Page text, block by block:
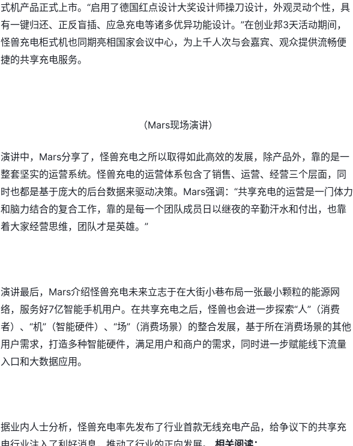
式机产品正式上市。“启用了德国红点设计大奖设计师操刀设计，外观灵动个性，具
有一键归还、正反盲插、应急充电等诸多优异功能设计。”在创业邦3天活动期间，
怪兽充电柜式机也同期亮相国家会议中心，为上千人次与会嘉宾、观众提供流畅便
捷的共享充电服务。
（Mars现场演讲）
演讲中，Mars分享了，怪兽充电之所以取得如此高效的发展，除产品外，靠的是一
整套坚实的运营系统。怪兽充电的运营体系包含了销售、运营、经营三个层面，同
时也都是基于庞大的后台数据来驱动决策。Mars强调：“共享充电的运营是一门体力
和脑力结合的复合工作，靠的是每一个团队成员日以继夜的辛勤汗水和付出，也靠
着大家经营思维，团队才是英雄。”
演讲最后，Mars介绍怪兽充电未来立志于在大街小巷布局一张最小颗粒的能源网
络，服务好7亿智能手机用户。在共享充电之后，怪兽也会进一步探索“人”（消费
者）、“机”（智能硬件）、“场”（消费场景）的整合发展，基于所在消费场景的其他
用户需求，打造多种智能硬件，满足用户和商户的需求，同时进一步赋能线下流量
入口和大数据应用。
据业内人士分析，怪兽充电率先发布了行业首款无线充电产品，给争议下的共享充